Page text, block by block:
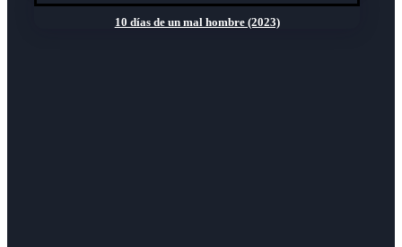
10 días de un mal hombre (2023)